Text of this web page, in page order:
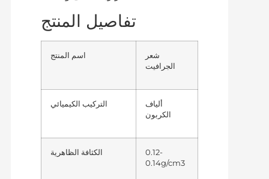
تفاصيل المنتج
اسم المنتج
شعر
الجرافيت
التركيب الكيميائي
ألياف
الكربون
الكثافة الظاهرية
0.12-
0.14g/cm3